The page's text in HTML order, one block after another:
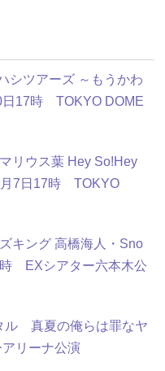
ツアーズ ～もうかわ
日17時 TOKYO DOME
リウス葉 Hey So!Hey
月7日17時 TOKYO
キング 高橋海人・Sno
時 EXシアター六本木公
真夏の俺らは罪なヤ
リーナ公演